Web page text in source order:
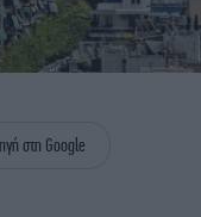
OCEAN
στη Google